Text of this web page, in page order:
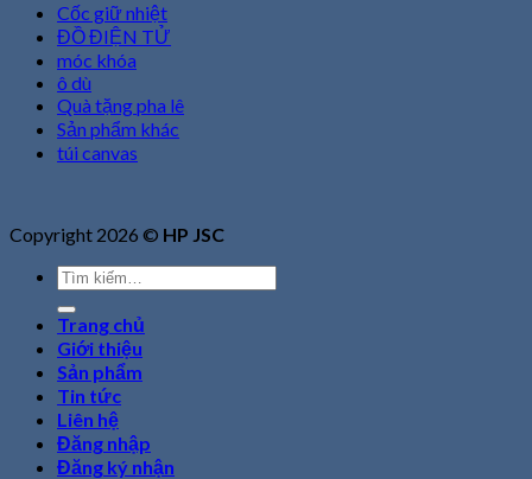
Cốc giữ nhiệt
ĐỒ ĐIỆN TỬ
móc khóa
ô dù
Quà tặng pha lê
Sản phẩm khác
túi canvas
Copyright 2026 © HP JSC
Tìm
kiếm:
Trang chủ
Giới thiệu
Sản phẩm
Tin tức
Liên hệ
Đăng nhập
Đăng ký nhận